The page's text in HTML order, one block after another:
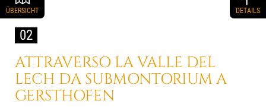
ÜBERSICHT DETAILS
ATTRAVERSO LA VALLE DEL
LECH DA SUBMONTORIUM A
GERSTHOFEN
02